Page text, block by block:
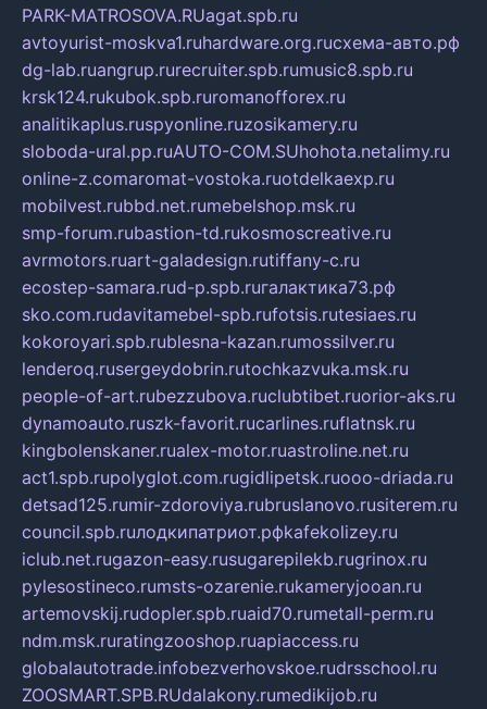
PARK-MATROSOVA.RUagat.spb.ru
avtoyurist-moskva1.ruhardware.org.ruсхема-авто.рф
dg-lab.ruangrup.rurecruiter.spb.rumusic8.spb.ru
krsk124.rukubok.spb.ruromanofforex.ru
analitikaplus.ruspyonline.ruzosikamery.ru
sloboda-ural.pp.ruAUTO-COM.SUhohota.netalimy.ru
online-z.comaromat-vostoka.ruotdelkaexp.ru
mobilvest.rubbd.net.rumebelshop.msk.ru
smp-forum.rubastion-td.rukosmoscreative.ru
avrmotors.ruart-galadesign.rutiffany-c.ru
ecostep-samara.rud-p.spb.ruгалактика73.рф
sko.com.rudavitamebel-spb.rufotsis.rutesiaes.ru
kokoroyari.spb.rublesna-kazan.rumossilver.ru
lenderoq.rusergeydobrin.rutochkazvuka.msk.ru
people-of-art.rubezzubova.ruclubtibet.ruorior-aks.ru
dynamoauto.ruszk-favorit.rucarlines.ruflatnsk.ru
kingbolenskaner.rualex-motor.ruastroline.net.ru
act1.spb.rupolyglot.com.rugidlipetsk.ruooo-driada.ru
detsad125.rumir-zdoroviya.rubruslanovo.rusiterem.ru
council.spb.ruлодкипатриот.рфkafekolizey.ru
iclub.net.rugazon-easy.rusugarepilekb.rugrinox.ru
pylesostineco.rumsts-ozarenie.rukameryjooan.ru
artemovskij.rudopler.spb.ruaid70.rumetall-perm.ru
ndm.msk.ruratingzooshop.ruapiaccess.ru
globalautotrade.infobezverhovskoe.rudrsschool.ru
ZOOSMART.SPB.RUdalakony.rumedikijob.ru